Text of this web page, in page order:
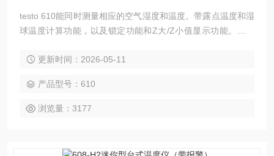
testo 610能同时测量相应的空气湿度和温度。带露点温度和湿
球温度计算功能，以及锁定功能和Z大/Z小值显示功能。长期
更新时间：2026-05-11
产品型号：610
浏览量：3177